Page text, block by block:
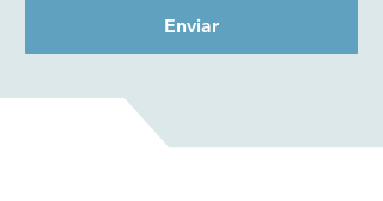
Enviar